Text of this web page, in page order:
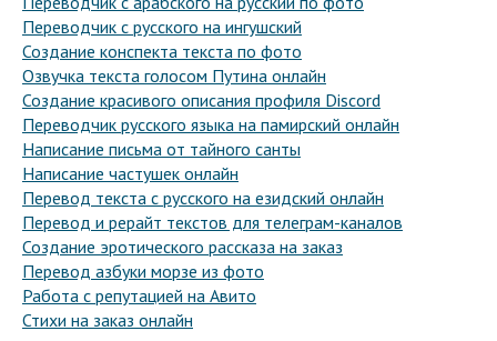
Переводчик с русского на ингушский
Создание конспекта текста по фото
Озвучка текста голосом Путина онлайн
Создание красивого описания профиля Discord
Переводчик русского языка на памирский онлайн
Написание письма от тайного санты
Написание частушек онлайн
Перевод текста с русского на езидский онлайн
Перевод и рерайт текстов для телеграм-каналов
Создание эротического рассказа на заказ
Перевод азбуки морзе из фото
Работа с репутацией на Авито
Стихи на заказ онлайн